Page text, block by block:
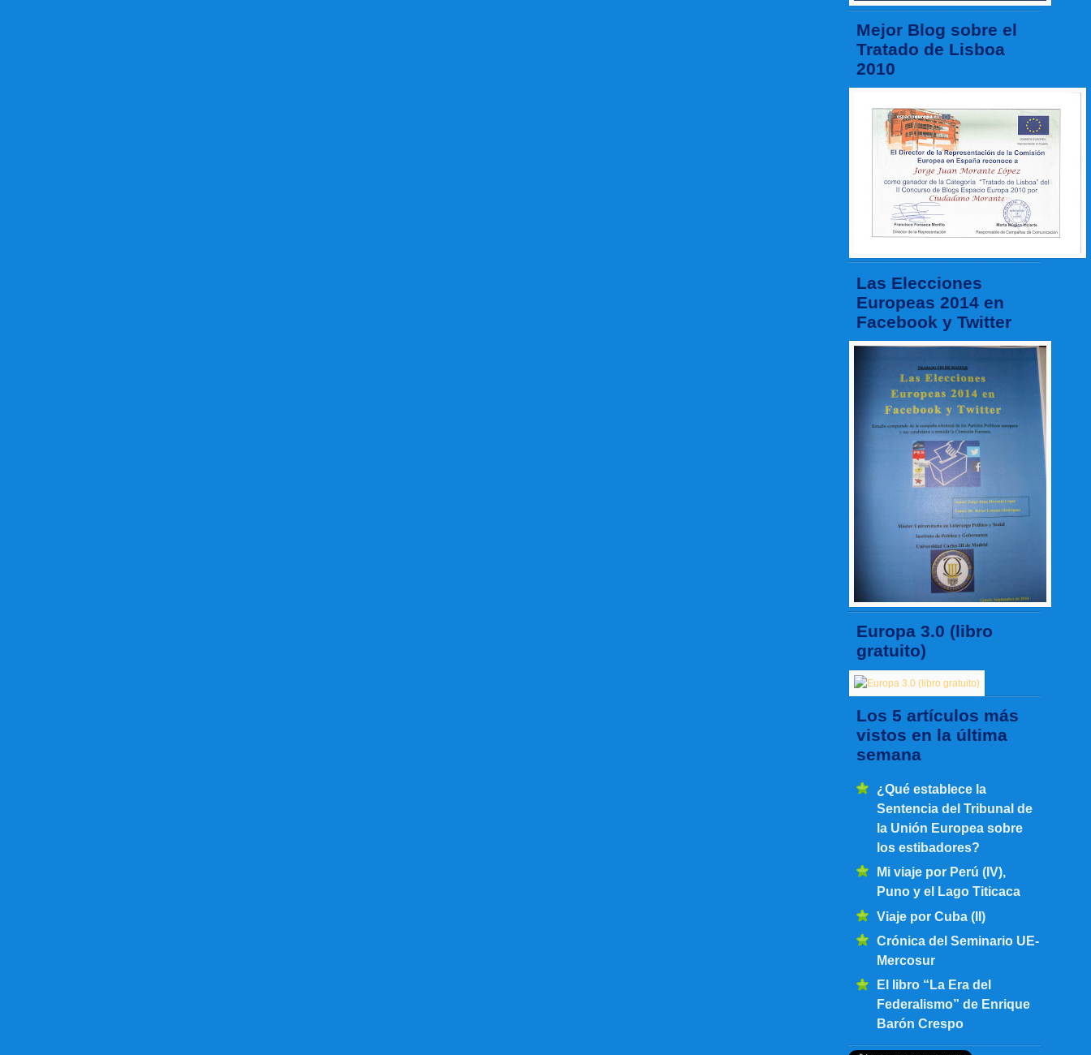
Mejor Blog sobre el
Tratado de Lisboa
2010
Las Elecciones
Europeas 2014 en
Facebook y Twitter
Europa 3.0 (libro
gratuito)
Los 5 artículos más
vistos en la última
semana
¿Qué establece la
Sentencia del Tribunal de
la Unión Europea sobre
los estibadores?
Mi viaje por Perú (IV),
Puno y el Lago Titicaca
Viaje por Cuba (II)
Crónica del Seminario UE-
Mercosur
El libro “La Era del
Federalismo” de Enrique
Barón Crespo